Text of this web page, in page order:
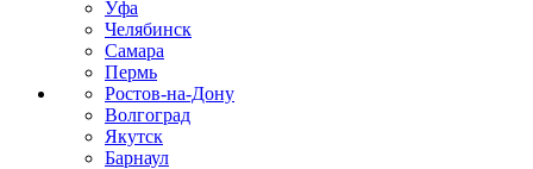
Уфа
Челябинск
Самара
Пермь
Ростов-на-Дону
Волгоград
Якутск
Барнаул